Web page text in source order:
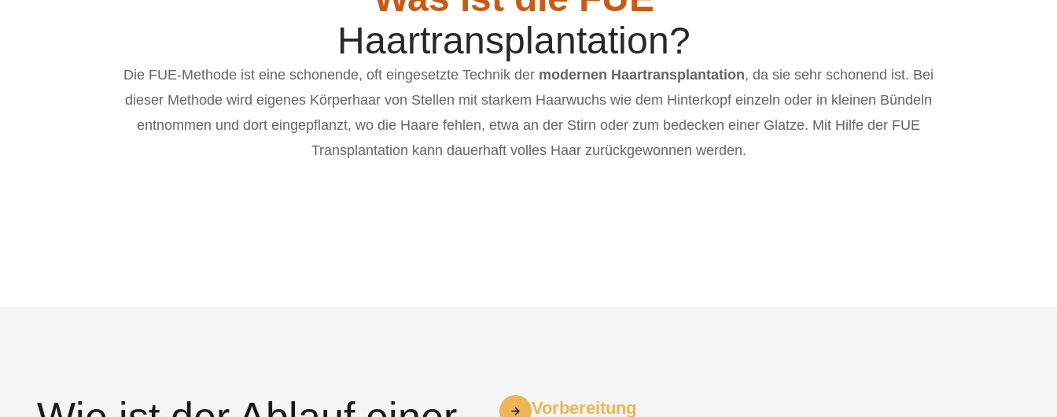
Haartransplantation?
Die FUE-Methode ist eine schonende, oft eingesetzte Technik der modernen Haartransplantation, da sie sehr schonend ist. Bei
dieser Methode wird eigenes Körperhaar von Stellen mit starkem Haarwuchs wie dem Hinterkopf einzeln oder in kleinen Bündeln
entnommen und dort eingepflanzt, wo die Haare fehlen, etwa an der Stirn oder zum bedecken einer Glatze. Mit Hilfe der FUE
Transplantation kann dauerhaft volles Haar zurückgewonnen werden.
Vorbereitung